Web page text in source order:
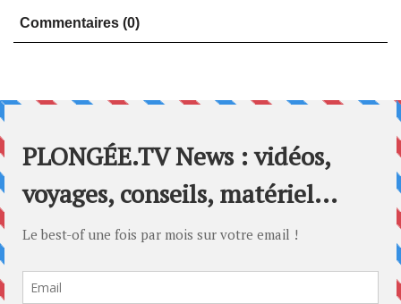
Commentaires (0)